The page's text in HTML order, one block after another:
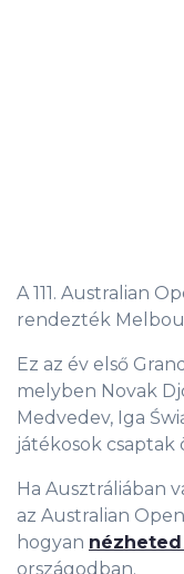
A 111. Australian
rendezték
Ez az év első
melyben Novak
Medvedev, Iga
játékosok csaptak
Ha Ausztráliában
az Australian
hogyan
országodban.